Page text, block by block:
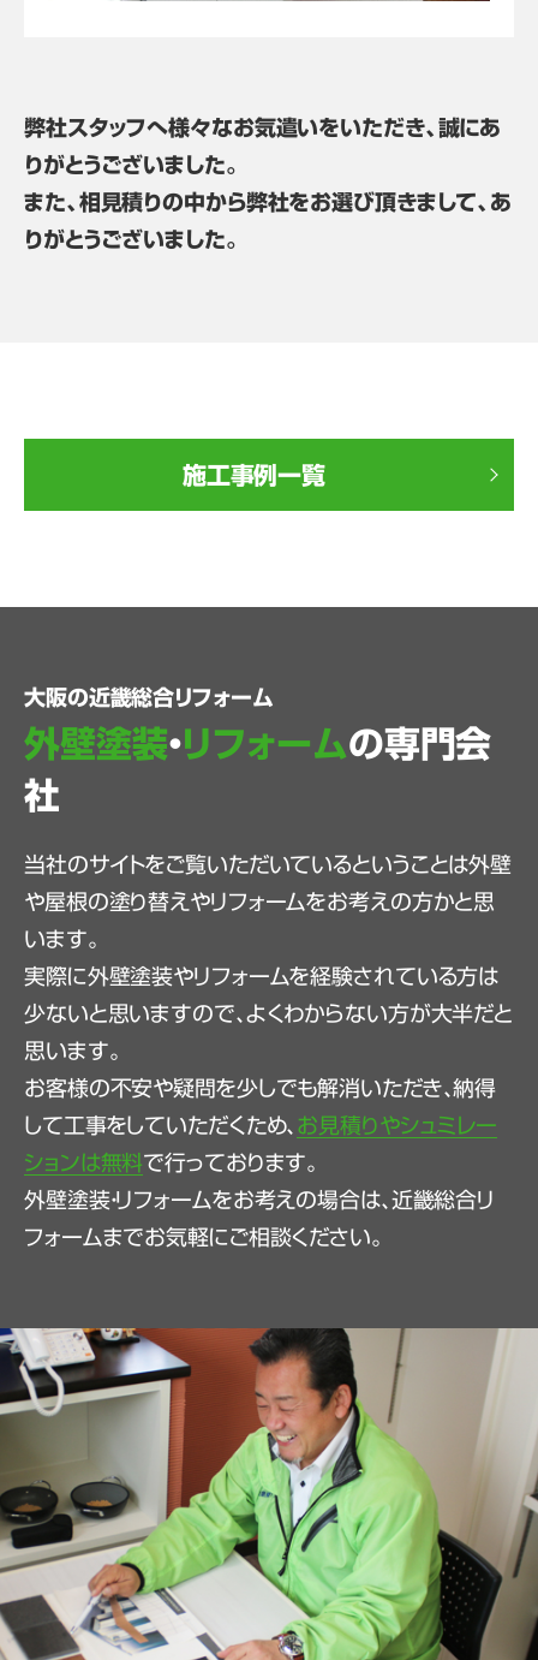
弊社スタッフへ様々なお気遣いをいただき、誠にあ
りがとうございました。
また、相見積りの中から弊社をお選び頂きまして、あ
りがとうございました。
施工事例一覧
大阪の近畿総合リフォーム
外壁塗装・リフォームの専門会
社
当社のサイトをご覧いただいているということは外壁
や屋根の塗り替えやリフォームをお考えの方かと思
います。
実際に外壁塗装やリフォームを経験されている方は
少ないと思いますので、よくわからない方が大半だと
思います。
お客様の不安や疑問を少しでも解消いただき、納得
して工事をしていただくため、 お見積りやシュミレー
ションは無料で行っております。
外壁塗装・リフォームをお考えの場合は、近畿総合リ
フォームまでお気軽にご相談ください。